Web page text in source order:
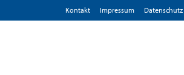
Kontakt Impressum D­atenschutz